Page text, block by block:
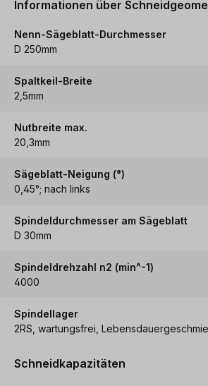
Informationen über
Nenn-Sägeblatt-Durchmesser
D 250mm
Spaltkeil-Breite
2,5mm
Nutbreite max.
20,3mm
Sägeblatt-Neigung (°)
0,45°; nach links
Spindeldurchmesser am Sägeblatt
D 30mm
Spindeldrehzahl n2 (min^-1)
4000
Spindellager
2RS, wartungsfrei,
Schneidkapazitäten